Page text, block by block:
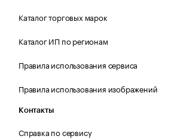
Каталог торговых марок
Каталог ИП по регионам
Правила использования сервиса
Правила использования изображений
Контакты
Справка по сервису